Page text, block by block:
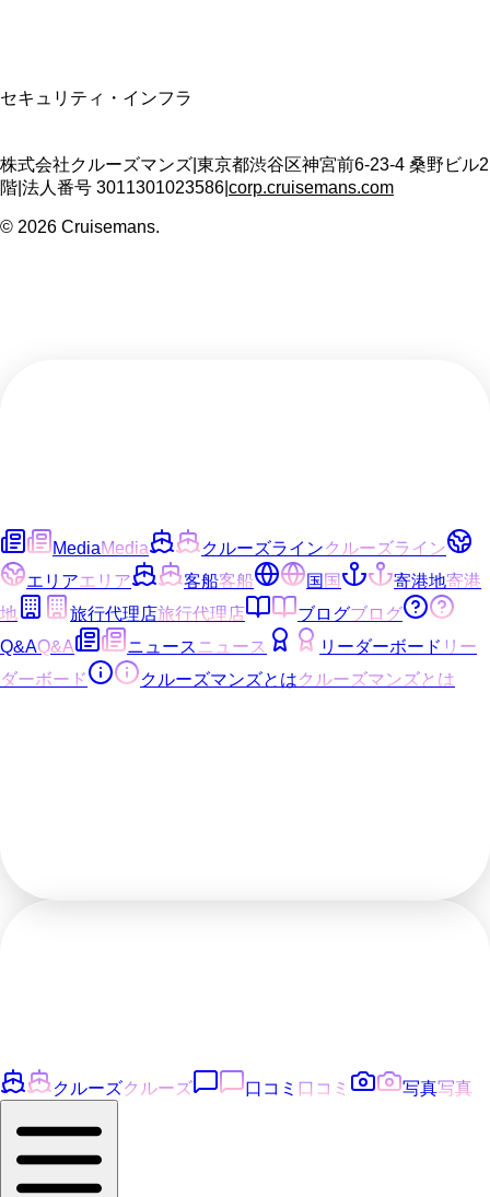
セキュリティ・インフラ
株式会社クルーズマンズ 東京都渋谷区神宮前6-23-4 桑野ビル2
階 法人番号 3011301023586 corp.cruisemans.com
© 2026 Cruisemans.
MediaMedia クルーズラインクルーズライン
エリアエリア 客船客船 国 国 寄港地寄港
地
旅行代理店旅行代理店 ブログブログ
Q&AQ&A ニュースニュース リーダーボード リー
ダーボード
クルーズマンズとはクルーズマンズとは
クルーズクルーズ 口コミ 口コミ 写真写真